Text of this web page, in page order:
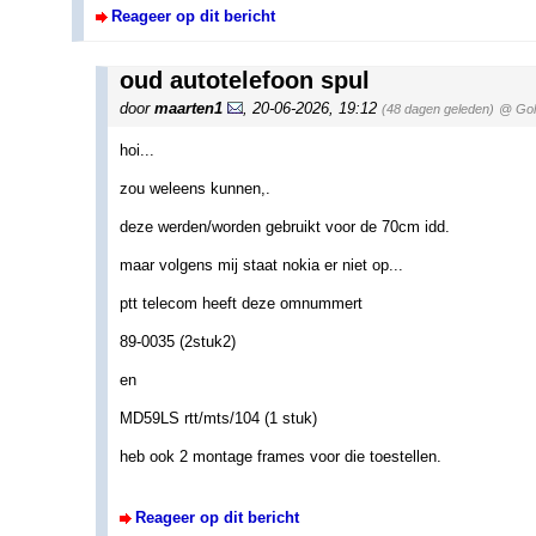
Reageer op dit bericht
oud autotelefoon spul
door maarten1 20-06-2026, 19:12 (48 dagen geleden) @
hoi...
zou weleens kunnen,.
deze werden/worden gebruikt voor de 70cm idd.
maar volgens mij staat nokia er niet op...
ptt telecom heeft deze omnummert
89-0035 (2stuk2)
en
MD59LS rtt/mts/104 (1 stuk)
heb ook 2 montage frames voor die toestellen.
Reageer op dit bericht